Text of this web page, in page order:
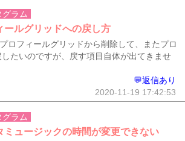
グラム
ールグリッドへの戻し方
ロフィールグリッドから削除して、またプロ
たいのですが、戻す項目自体が出てきませ
💬返信あり
2020-11-19 17:42:53
グラム
ミュージックの時間が変更できない